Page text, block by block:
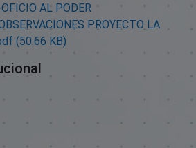
AL PODER
PROYECTO LA
(50.66 KB)